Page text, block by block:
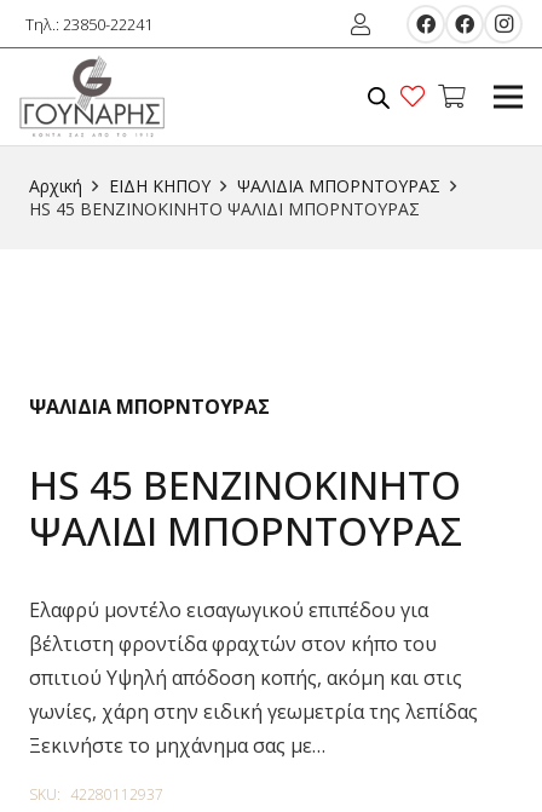
Τηλ.: 23850-22241
Αρχική ΕΙΔΗ ΚΗΠΟΥ
ΨΑΛΙΔΙΑ ΜΠΟΡΝΤΟΥΡΑΣ
HS 45 ΒΕΝΖΙΝΟΚΙΝΗΤΟ ΨΑΛΙΔΙ ΜΠΟΡΝΤΟΥΡΑΣ
ΨΑΛΙΔΙΑ ΜΠΟΡΝΤΟΥΡΑΣ
HS 45 ΒΕΝΖΙΝΟΚΙΝΗΤΟ
ΨΑΛΙΔΙ ΜΠΟΡΝΤΟΥΡΑΣ
Ελαφρύ μοντέλο εισαγωγικού επιπέδου για
βέλτιστη φροντίδα φραχτών στον κήπο του
σπιτιού Υψηλή απόδοση κοπής, ακόμη και στις
γωνίες, χάρη στην ειδική γεωμετρία της λεπίδας
Ξεκινήστε το μηχάνημα σας με…
SKU: 42280112937